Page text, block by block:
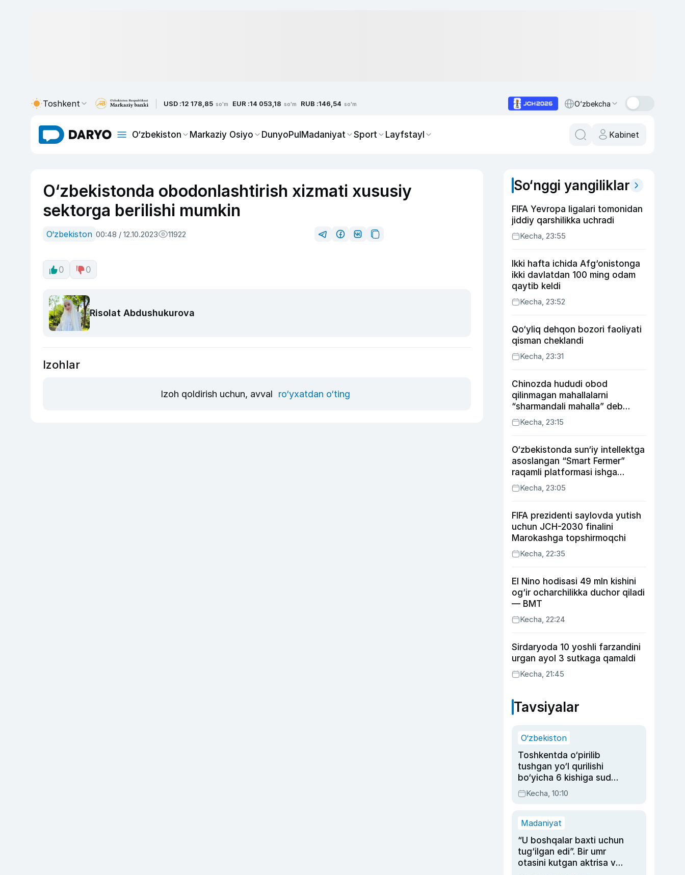
Toshkent USD :12 178,85 so'm EUR :14 053,18 so'm RUB :146,54 so'm O‘zbekcha
O‘zbekiston Markaziy Osiyo DunyoPulMadaniyat Sport Layfstayl Kabinet
O‘zbekistonda obodonlashtirish xizmati xususiy
sektorga berilishi mumkin
O‘zbekiston 00:48 / 12.10.2023 11922
0 0
Risolat Abdushukurova
Izohlar
Izoh qoldirish uchun, avval ro‘yxatdan o‘ting
So‘nggi yangiliklar
FIFA Yevropa ligalari tomonidan
jiddiy qarshilikka uchradi
Kecha, 23:55
Ikki hafta ichida Afg‘onistonga
ikki davlatdan 100 ming odam
qaytib keldi
Kecha, 23:52
Qo‘yliq dehqon bozori faoliyati
qisman cheklandi
Kecha, 23:31
Chinozda hududi obod
qilinmagan mahallalarni
“sharmandali mahalla” deb
belgilash boshlandi
Kecha, 23:15
O‘zbekistonda sun‘iy intellektga
asoslangan “Smart Fermer”
raqamli platformasi ishga
tushiriladi
Kecha, 23:05
FIFA prezidenti saylovda yutish
uchun JCH-2030 finalini
Marokashga topshirmoqchi
Kecha, 22:35
El Nino hodisasi 49 mln kishini
og‘ir ocharchilikka duchor qiladi
— BMT
Kecha, 22:24
Sirdaryoda 10 yoshli farzandini
urgan ayol 3 sutkaga qamaldi
Kecha, 21:45
Tavsiyalar
O‘zbekiston
Toshkentda o‘pirilib
tushgan yo‘l qurilishi
bo‘yicha 6 kishiga sud
hukmi o‘qildi
Kecha, 10:10
Madaniyat
“U boshqalar baxti uchun
tug‘ilgan edi”. Bir umr
otasini kutgan aktrisa va